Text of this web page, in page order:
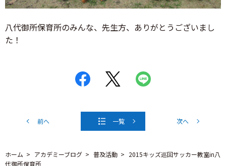
八代御所保育所のみんな、先生方、ありがとうございまし
た！
前へ 一覧 次へ
ホーム アカデミーブログ 普及活動
2015キッズ巡回サッカー教室in八
代御所保育所